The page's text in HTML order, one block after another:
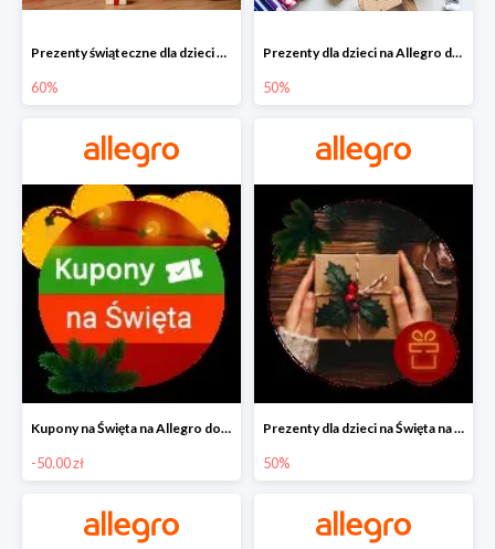
Prezenty świąteczne dla dzieci na Allegro do -60%
60%
Prezenty dla dzieci na Allegro do -50%
50%
Kupony na Święta na Allegro do -50 zł
-50.00 zł
Prezenty dla dzieci na Święta na Allegro do -50%
50%